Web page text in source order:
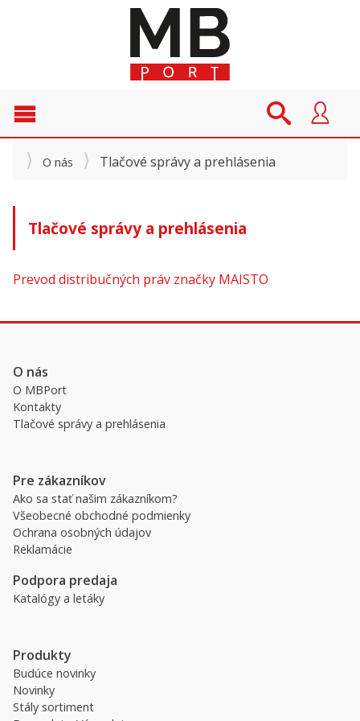
O nás Tlačové správy a prehlásenia
Tlačové správy a prehlásenia
Prevod distribučných práv značky MAISTO
O nás
O MBPort
Kontakty
Tlačové správy a prehlásenia
Pre zákazníkov
Ako sa stať našim zákazníkom?
Všeobecné obchodné podmienky
Ochrana osobných údajov
Reklamácie
Podpora predaja
Katalógy a letáky
Produkty
Budúce novinky
Novinky
Stály sortiment